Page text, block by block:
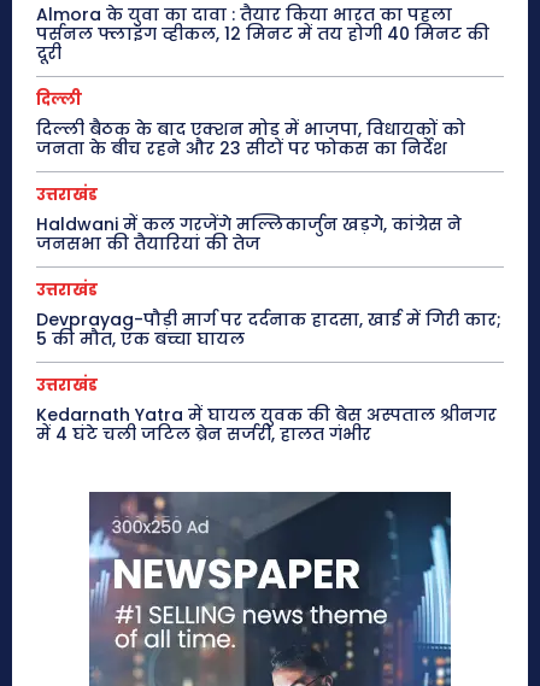
Almora के युवा का दावा : तैयार किया भारत का पहला
पर्सनल फ्लाइंग व्हीकल, 12 मिनट में तय होगी 40 मिनट की
दूरी
दिल्ली
दिल्ली बैठक के बाद एक्शन मोड में भाजपा, विधायकों को
जनता के बीच रहने और 23 सीटों पर फोकस का निर्देश
उत्तराखंड
Haldwani में कल गरजेंगे मल्लिकार्जुन खड़गे, कांग्रेस ने
जनसभा की तैयारियां की तेज
उत्तराखंड
Devprayag-पौड़ी मार्ग पर दर्दनाक हादसा, खाई में गिरी कार;
5 की मौत, एक बच्चा घायल
उत्तराखंड
Kedarnath Yatra में घायल युवक की बेस अस्पताल श्रीनगर
में 4 घंटे चली जटिल ब्रेन सर्जरी, हालत गंभीर